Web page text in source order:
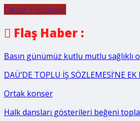
Cancel Preloader
Flaş Haber :
Basın günümüz kutlu mutlu sağlıklı
DAÜ’DE TOPLU İŞ SÖZLEMESİ’NE
Ortak konser
Halk dansları gösterileri beğeni